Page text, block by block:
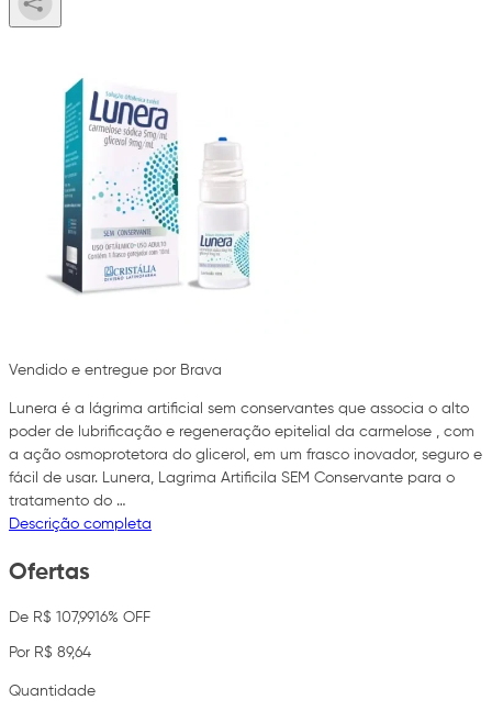
Vendido e entregue por Brava
Lunera é a lágrima artificial sem conservantes que associa o alto
poder de lubrificação e regeneração epitelial da carmelose , com
a ação osmoprotetora do glicerol, em um frasco inovador, seguro e
fácil de usar. Lunera, Lagrima Artificila SEM Conservante para o
tratamento do …
Descrição completa
Ofertas
De R$ 107,9916% OFF
Por R$ 89,64
Quantidade